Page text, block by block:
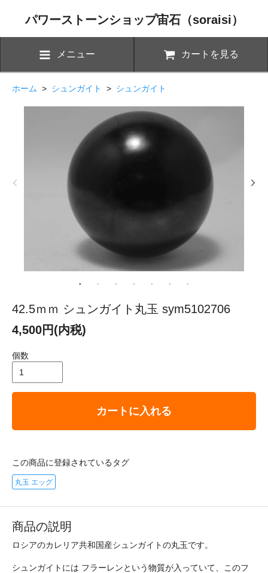
パワーストーンショップ宙石（soraisi）
メニュー カートを見る
ホーム > シュンガイト > シュンガイト
42.5ｍｍ シュンガイト丸玉 sym5102706
4,500円(内税)
個数
カートに入れる
この商品に登録されているタグ
丸玉 エッグ
商品の説明
ロシアのカレリア共和国産シュンガイトの丸玉です。
シュンガイトには フラーレンという物質が入っていて、このフ